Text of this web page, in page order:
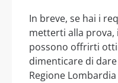
In breve, se hai i
metterti alla prova,
possono offrirti
dimenticare di
Regione